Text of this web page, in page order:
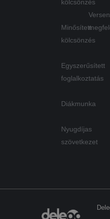
kölcsönzés
Minősített
kölcsönzés
Egyszerűsített
foglalkoztatás
Diákmunka
Nyugdíjas
szövetkezet
wpglobus-language-
cookie_notice_accepted